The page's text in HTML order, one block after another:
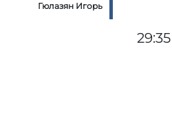
Гюлазян Игорь
29:35